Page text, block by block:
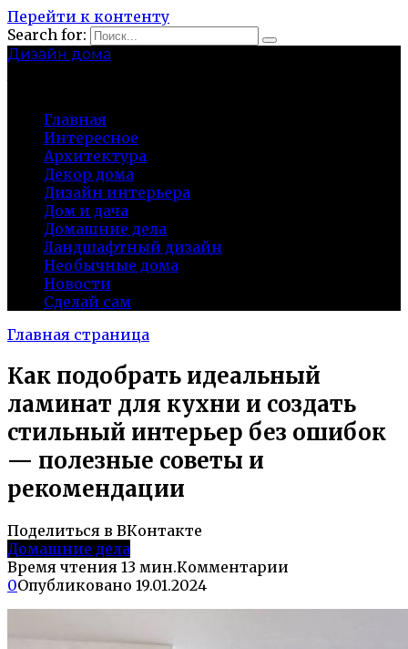
Перейти к контенту
Search for:
Дизайн дома
Главная
Интересное
Архитектура
Декор дома
Дизайн интерьера
Дом и дача
Домашние дела
Ландшафтный дизайн
Необычные дома
Новости
Сделай сам
Главная страница
Как подобрать идеальный
ламинат для кухни и создать
стильный интерьер без ошибок
— полезные советы и
рекомендации
Поделиться в ВКонтакте
Домашние дела
Время чтения 13 мин.Комментарии
0Опубликовано 19.01.2024